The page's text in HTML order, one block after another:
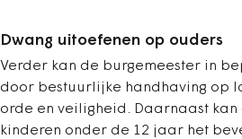
Dwang uitoefenen op ouders
Verder kan de burgemeester in
door bestuurlijke handhaving op
orde en veiligheid. Daarnaast
kinderen onder de 12 jaar het